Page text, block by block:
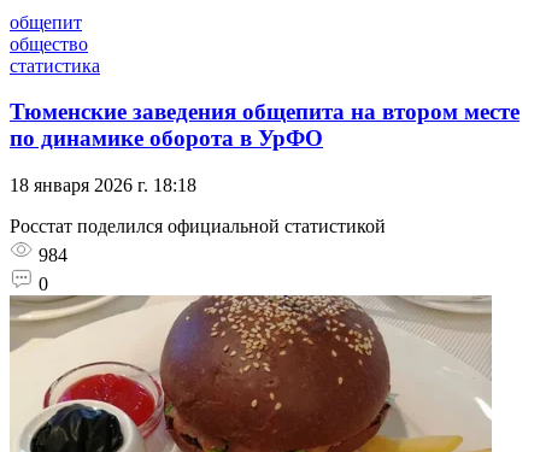
общепит
общество
статистика
Тюменские заведения общепита на втором месте
по динамике оборота в УрФО
18 января 2026 г. 18:18
Росстат поделился официальной статистикой
984
0